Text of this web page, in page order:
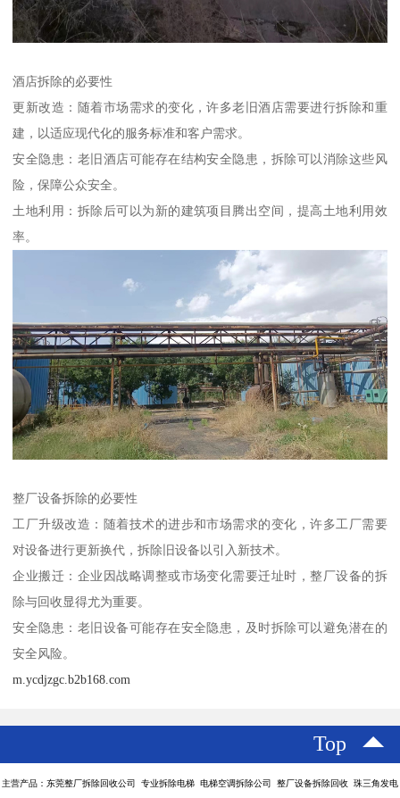
酒店拆除的必要性
更新改造：随着市场需求的变化，许多老旧酒店需要进行拆除和重
建，以适应现代化的服务标准和客户需求。
安全隐患：老旧酒店可能存在结构安全隐患，拆除可以消除这些风
险，保障公众安全。
土地利用：拆除后可以为新的建筑项目腾出空间，提高土地利用效
率。
整厂设备拆除的必要性
工厂升级改造：随着技术的进步和市场需求的变化，许多工厂需要
对设备进行更新换代，拆除旧设备以引入新技术。
企业搬迁：企业因战略调整或市场变化需要迁址时，整厂设备的拆
除与回收显得尤为重要。
安全隐患：老旧设备可能存在安全隐患，及时拆除可以避免潜在的
安全风险。
m.ycdjzgc.b2b168.com
Top
主营产品：东莞整厂拆除回收公司 专业拆除电梯 电梯空调拆除公司 整厂设备拆除回收 珠三角发电